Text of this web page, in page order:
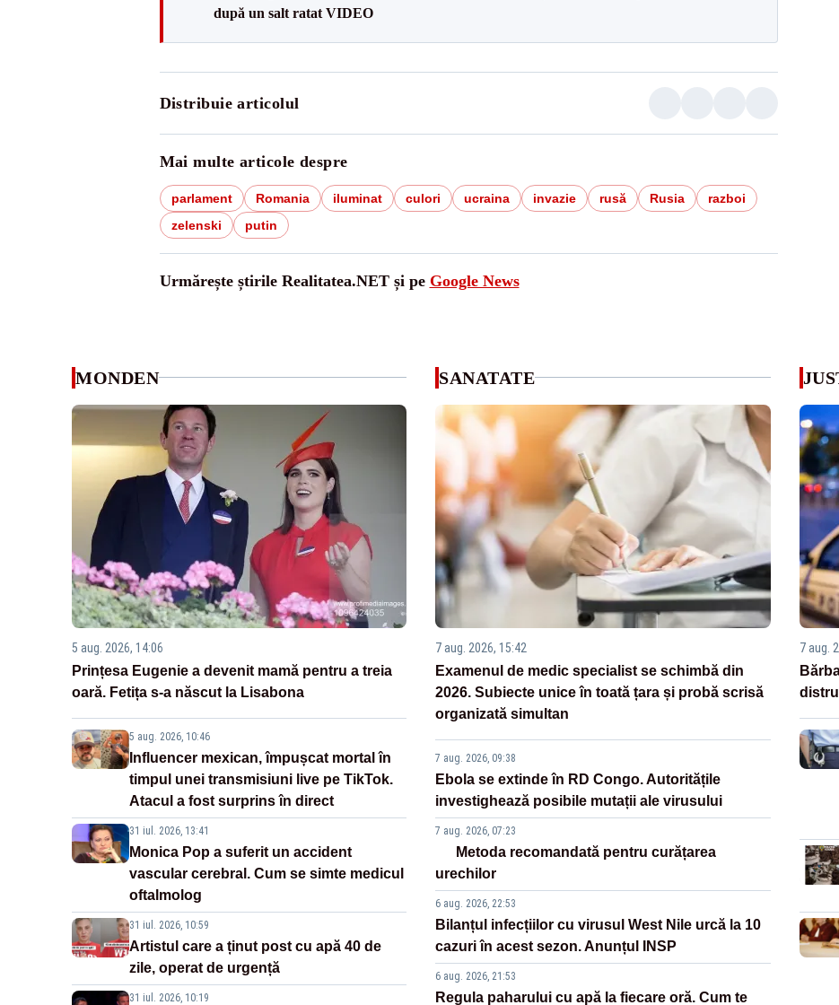
după un salt ratat VIDEO
Distribuie articolul
Mai multe articole despre
parlament Romania iluminat culori ucraina invazie rusă Rusia
razboi
zelenski
putin
Urmărește știrile Realitatea.NET și pe Google News
MONDEN
5 aug. 2026, 14:06
Prințesa Eugenie a devenit mamă pentru a treia
oară. Fetița s-a născut la Lisabona
5 aug. 2026, 10:46
Influencer mexican, împușcat mortal în
timpul unei transmisiuni live pe TikTok.
Atacul a fost surprins în direct
31 iul. 2026, 13:41
Monica Pop a suferit un accident
vascular cerebral. Cum se simte medicul
oftalmolog
31 iul. 2026, 10:59
Artistul care a ținut post cu apă 40 de
zile, operat de urgență
31 iul. 2026, 10:19
SANATATE
7 aug. 2026, 15:42
Examenul de medic specialist se schimbă din
2026. Subiecte unice în toată țara și probă scrisă
organizată simultan
7 aug. 2026, 09:38
Ebola se extinde în RD Congo. Autoritățile
investighează posibile mutații ale virusului
7 aug. 2026, 07:23
Metoda recomandată pentru curățarea
urechilor
6 aug. 2026, 22:53
Bilanțul infecțiilor cu virusul West Nile urcă la 10
cazuri în acest sezon. Anunțul INSP
6 aug. 2026, 21:53
Regula paharului cu apă la fiecare oră. Cum te
7 aug.